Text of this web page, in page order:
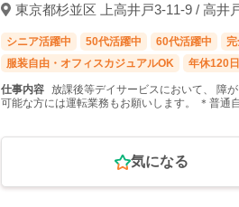
東京都杉並区 上高井戸3-11-9 / 高井
シニア活躍中 50代活躍中 60代活躍中 完
服装自由・オフィスカジュアルOK
年休120
仕事内容
放課後等デイサービスにおいて、 障
可能な方には運転業務もお願いします。 ＊普通
気になる